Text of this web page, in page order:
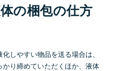
の梱包の仕方
しやすい物品を送る場合は、
り締めていただくほか、液体